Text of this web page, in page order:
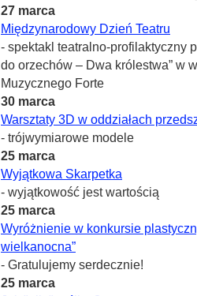
27 marca
Międzynarodowy Dzień Teatru
- spektakl teatralno-profilaktyczny
do orzechów – Dwa królestwa” w
Muzycznego Forte
30 marca
Warsztaty 3D w oddziałach
- trójwymiarowe modele
25 marca
Wyjątkowa Skarpetka
- wyjątkowość jest wartością
25 marca
Wyróżnienie w konkursie
wielkanocna”
- Gratulujemy serdecznie!
25 marca